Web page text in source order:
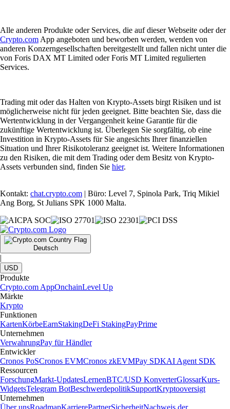
Alle anderen Produkte oder Services, die auf dieser Webseite oder der
Crypto.com App angeboten und beworben werden, werden von
anderen Konzerngesellschaften bereitgestellt und fallen nicht unter die
von Foris DAX MT Limited oder Foris MT Limited regulierten
Services.
Trading mit oder das Halten von Krypto-Assets birgt Risiken und ist
möglicherweise nicht für jeden geeignet. Bitte beachten Sie, dass die
Wertentwicklung in der Vergangenheit keine Garantie für die
zukünftige Wertentwicklung ist. Überlegen Sie sorgfältig, ob eine
Investition in Krypto-Assets für Sie angesichts Ihrer finanziellen
Situation und Ihrer Risikotoleranz geeignet ist. Weitere Informationen
zu den Risiken, die mit dem Trading oder dem Besitz von Krypto-
Assets verbunden sind, finden Sie hier.
Kontakt: chat.crypto.com | Büro: Level 7, Spinola Park, Triq Mikiel
Ang Borg, St Julians SPK 1000 Malta.
Deutsch
|
USD
Produkte
Crypto.com AppOnchainLevel Up
Märkte
Krypto
Funktionen
KartenKörbeEarnStakingDeFi StakingPayPrime
Unternehmen
VerwahrungPay für Händler
Entwickler
Cronos PoSCronos EVMCronos zkEVMPay SDKAI Agent SDK
Ressourcen
ForschungMarkt-UpdatesLernenBTC/USD KonverterGlossarKurs-
WidgetsTelegram BotBeschwerdepolitikSupportKryptooversigt
Unternehmen
Über unsRoadmapKarrierePartnerSicherheitNachweis der